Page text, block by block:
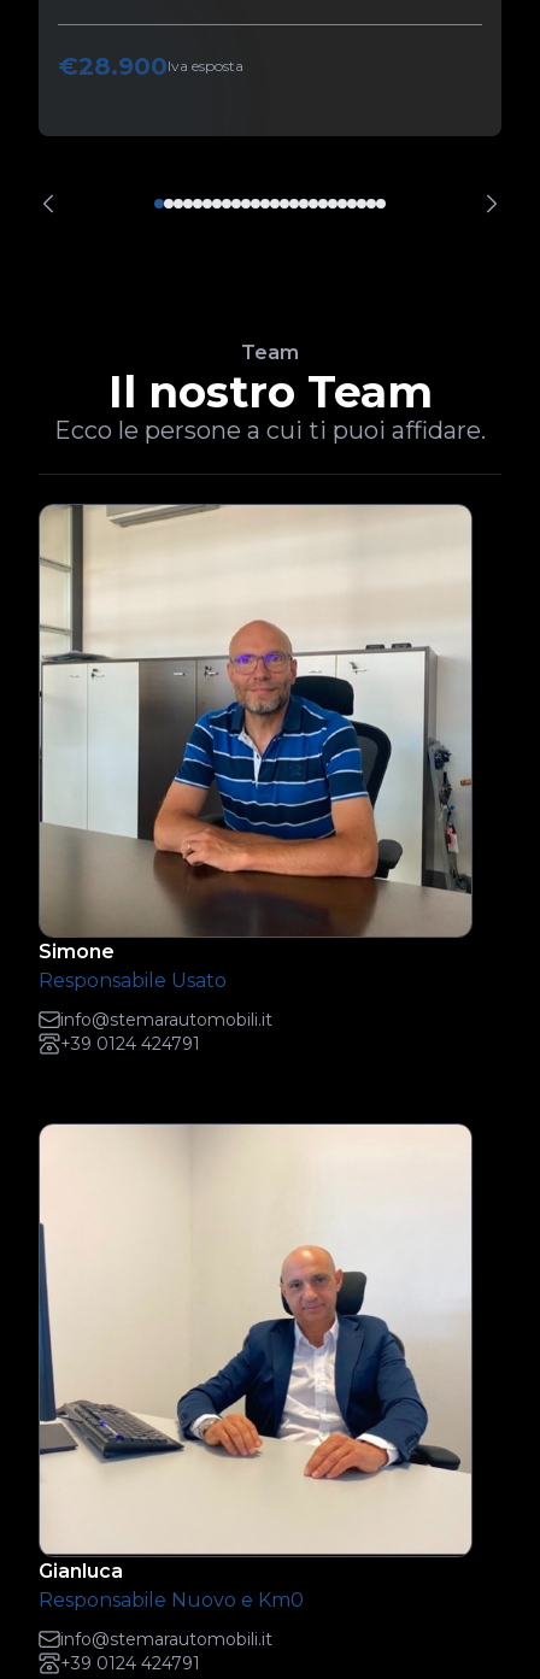
€28.900Iva esposta
Team
Il nostro Team
Ecco le persone a cui ti puoi affidare.
Simone
Responsabile Usato
info@stemarautomobili.it
+39 0124 424791
Gianluca
Responsabile Nuovo e Km0
info@stemarautomobili.it
+39 0124 424791